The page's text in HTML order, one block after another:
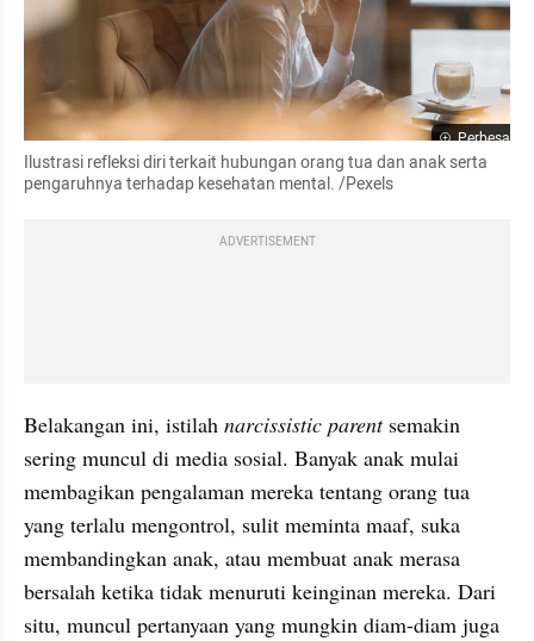
Perbesar
Ilustrasi refleksi diri terkait hubungan orang tua dan anak serta
pengaruhnya terhadap kesehatan mental. /Pexels
ADVERTISEMENT
Belakangan ini, istilah narcissistic parent semakin
sering muncul di media sosial. Banyak anak mulai
membagikan pengalaman mereka tentang orang tua
yang terlalu mengontrol, sulit meminta maaf, suka
membandingkan anak, atau membuat anak merasa
bersalah ketika tidak menuruti keinginan mereka. Dari
situ, muncul pertanyaan yang mungkin diam-diam juga